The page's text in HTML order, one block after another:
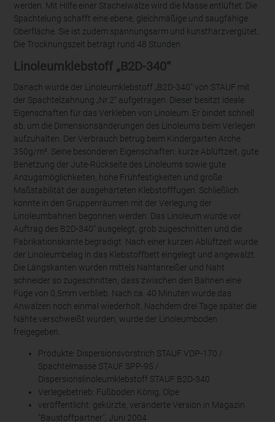
werden. Mit Hilfe einer Stachelwalze wird die Masse entlüftet. Die
Spachtelung schafft eine ebene, gleichmäßige und saugfähige
Oberfläche. Sie ist zudem spannungsarm und kunstharzvergütet.
Die Trocknungszeit beträgt rund 48 Stunden.
Linoleumklebstoff „B2D-340“
Danach wurde der Linoleumklebstoff „B2D-340“ von STAUF mit
der Spachtelzahnung „Nr.2“ aufgetragen. Dieser besitzt ideale
Eigenschaften für das Verkleben von Linoleum. Er bindet schnell
ab, um die Dimensionsänderungen des Linoleums beim Verlegen
aufzuhalten. Der Verbrauch betrug beim Kindergarten Arche
350g/m². Seine besonderen Eigenschaften: kurze Ablüftzeit, gute
Benetzung der Jute-Rückseite des Linoleums sowie gute
Anzugsmöglichkeiten, hohe Frühfestigkeiten und große
Maßstabilität der ausgehärteten Klebstofffugen. Schließlich
konnte in den Gruppenräumen mit der Verlegung der
Linoleumbahnen begonnen werden. Das Linoleum wurde vor
Auftrag des B2D-340“ ausgelegt, grob zugeschnitten und die
Fabrikationskante begradigt. Nach einer kurzen Ablüftzeit wurde
der Linoleumbelag in das Klebstoffbett eingelegt und angewalzt.
Die Längskanten wurden mittels Nahtanreißer und Naht
schneider so zugeschnitten, dass zwischen den Bahnen eine
Fuge von 0,5mm verblieb. Nach ca. 40 Minuten wurde das
Anwalzen noch einmal wiederholt. Nachdem drei Tage später die
Nähte verschweißt wurden, wurde der Linoleumboden
freigegeben.
Produkte: Dispersionsvorstrich STAUF VDP-170 /
Spachtelmasse STAUF SPP-95 /
Dispersionslinoleumklebstoff STAUF B2D-340
Verlegebetrieb: Fußboden König, Olpe
veröffentlicht: gekürzte, veränderte Version in Magazin
"Baustoffpartner", Juni 2004